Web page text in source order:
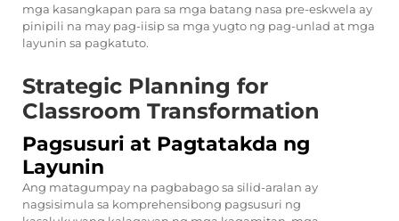
mga kasangkapan para sa mga batang nasa pre-eskwela ay
pinipili na may pag-iisip sa mga yugto ng pag-unlad at mga
layunin sa pagkatuto.
Strategic Planning for
Classroom Transformation
Pagsusuri at Pagtatakda ng
Layunin
Ang matagumpay na pagbabago sa silid-aralan ay
nagsisimula sa komprehensibong pagsusuri ng